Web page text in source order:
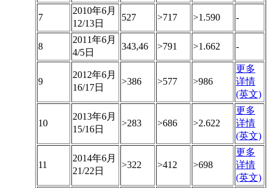
7
2010年6月
12/13日
527 >717 >1.590 -
8
2011年6月
4/5日
343,46 >791 >1.662 -
9
2012年6月
16/17日
>386 >577 >986
更多
详情
(英文)
10
2013年6月
15/16日
>283 >686 >2.622
更多
详情
(英文)
11
2014年6月
21/22日
>322 >412 >698
更多
详情
(英文)